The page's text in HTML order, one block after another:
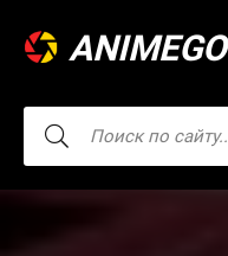
ANIMEGO